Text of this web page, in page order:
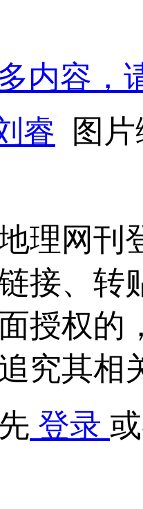
内容，
睿 图
理网刊
接、转
授权的
究其相
登录